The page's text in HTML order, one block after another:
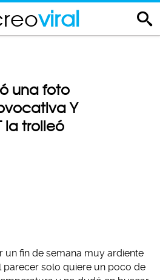
viral
una foto
Y
la trolleó
un fin de semana muy ardiente
parecer solo quiere un poco de